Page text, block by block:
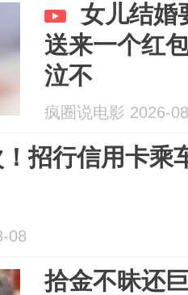
女儿结婚
送来一个红
泣不
疯圈说电影 2026-
招行信用卡乘
08
拾金不昧还